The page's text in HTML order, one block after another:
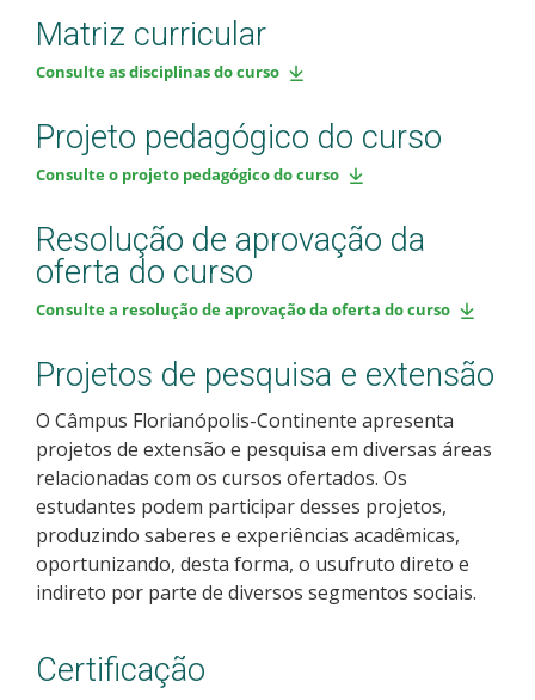
Matriz curricular
Consulte as disciplinas do curso
Projeto pedagógico do curso
Consulte o projeto pedagógico do curso
Resolução de aprovação da
oferta do curso
Consulte a resolução de aprovação da oferta do curso
Projetos de pesquisa e extensão
O Câmpus Florianópolis-Continente apresenta
projetos de extensão e pesquisa em diversas áreas
relacionadas com os cursos ofertados. Os
estudantes podem participar desses projetos,
produzindo saberes e experiências acadêmicas,
oportunizando, desta forma, o usufruto direto e
indireto por parte de diversos segmentos sociais.
Certificação